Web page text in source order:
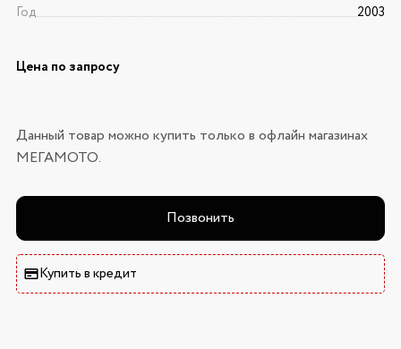
Год
2003
Цена по запросу
Данный товар можно купить только в офлайн магазинах
МЕГАМОТО.
Позвонить
Купить в кредит